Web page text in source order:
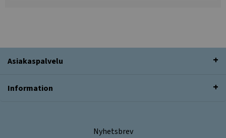
Asiakaspalvelu
Information
Nyhetsbrev